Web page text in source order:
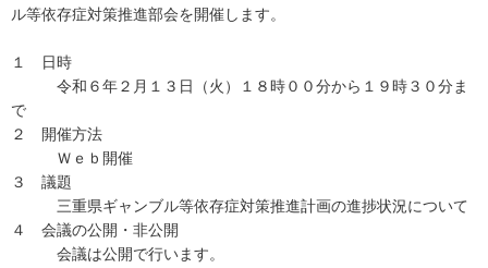
ル等依存症対策推進部会を開催します。
１ 日時
令和６年２月１３日（火）１８時００分から１９時３０分ま
で
２ 開催方法
Ｗｅｂ開催
３ 議題
三重県ギャンブル等依存症対策推進計画の進捗状況について
４ 会議の公開・非公開
会議は公開で行います。